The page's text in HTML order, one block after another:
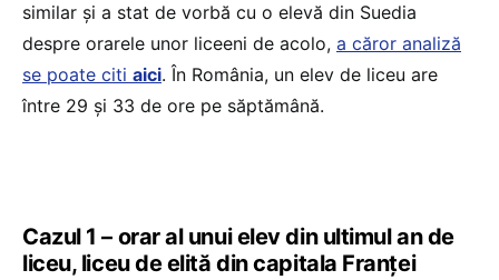
similar și a stat de vorbă cu o elevă din Suedia
despre orarele unor liceeni de acolo, a căror analiză
se poate citi aici. În România, un elev de liceu are
între 29 și 33 de ore pe săptămână.
Cazul 1 – orar al unui elev din ultimul an de
liceu, liceu de elită din capitala Franței